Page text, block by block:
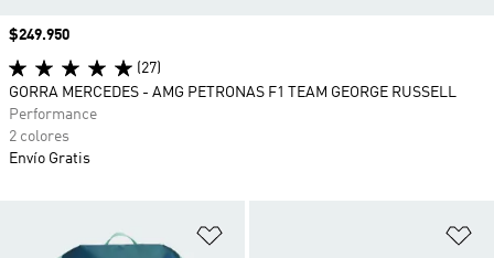
Precio
$249.950
(27)
GORRA MERCEDES - AMG PETRONAS F1 TEAM GEORGE RUSSELL
Performance
2 colores
Envío Gratis